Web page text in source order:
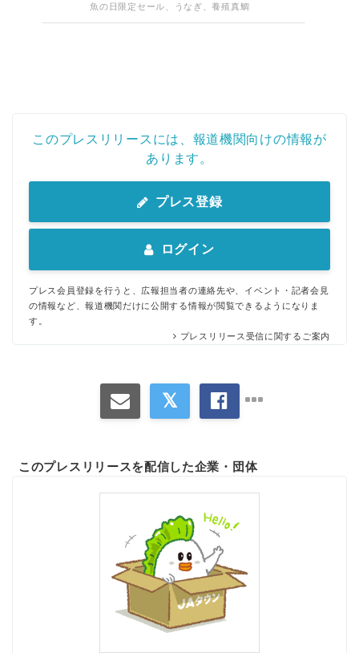
魚の日限定セール、うなぎ、養殖真鯛
このプレスリリースには、報道機関向けの情報が
あります。
プレス登録
ログイン
プレス会員登録を行うと、広報担当者の連絡先や、イベント・記者会見
の情報など、報道機関だけに公開する情報が閲覧できるようになりま
す。
プレスリリース受信に関するご案内
このプレスリリースを配信した企業・団体